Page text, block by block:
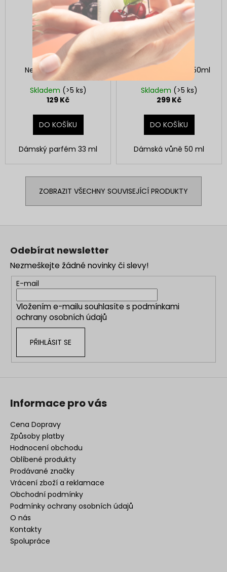
Neness Regie Stoni
Skladem (>5 ks)
129 Kč
DO KOŠÍKU
Dámský parfém 33 ml
Neness Love Celis 50ml
Skladem (>5 ks)
299 Kč
DO KOŠÍKU
Dámská vůně 50 ml
ZOBRAZIT VŠECHNY SOUVISEJÍCÍ PRODUKTY
Odebírat newsletter
Nezmeškejte žádné novinky či slevy!
E-mail
Vložením e-mailu souhlasíte s podmínkami
ochrany osobních údajů
PŘIHLÁSIT SE
Informace pro vás
Cena Dopravy
Způsoby platby
Hodnocení obchodu
Oblíbené produkty
Prodávané značky
Vrácení zboží a reklamace
Obchodní podmínky
Podmínky ochrany osobních údajů
O nás
Kontakty
Spolupráce